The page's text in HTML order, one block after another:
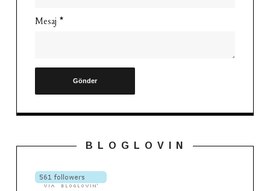
Mesaj *
B L O G L O V I N